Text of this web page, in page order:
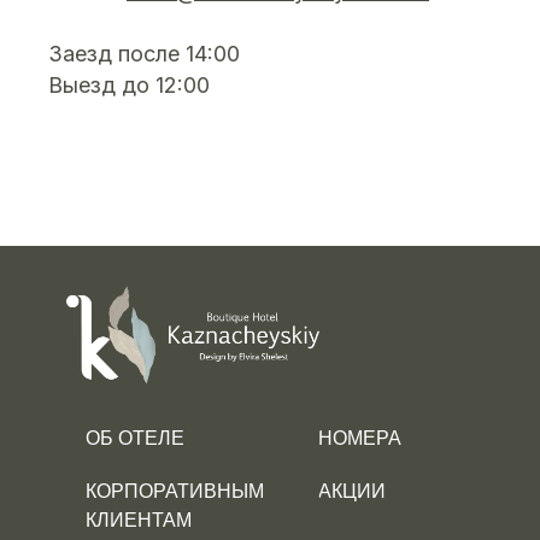
Заезд после 14:00
Выезд до 12:00
ОБ ОТЕЛЕ НОМЕРА
КОРПОРАТИВНЫМ
КЛИЕНТАМ
АКЦИИ